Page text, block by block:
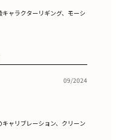
ャラクターリギング、モーシ
09/2024
ャリブレーション、クリーン